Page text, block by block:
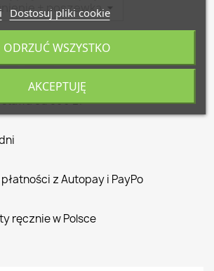
od 500 zł
z Autopay i PayPo
ręcznie w Polsce
Dostosuj pliki cookie
ODRZUĆ WSZYSTKO
AKCEPTUJĘ